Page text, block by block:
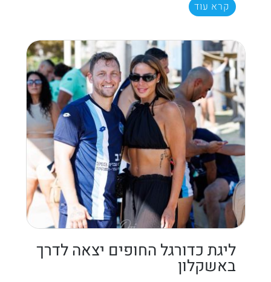
קרא עוד
ליגת כדורגל החופים יצאה לדרך
באשקלון